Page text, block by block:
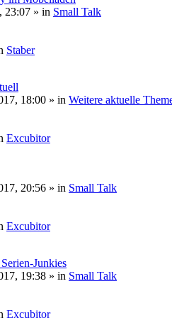
23:07 » in Small Talk
Staber
18:00 » in Weitere aktuelle
Excubitor
20:56 » in Small Talk
Excubitor
Junkies
19:38 » in Small Talk
Excubitor